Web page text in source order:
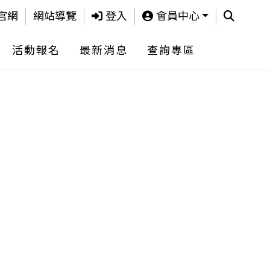
網 網站導覽 登入 會員中心 查詢
活動報名 最新消息 查詢專區